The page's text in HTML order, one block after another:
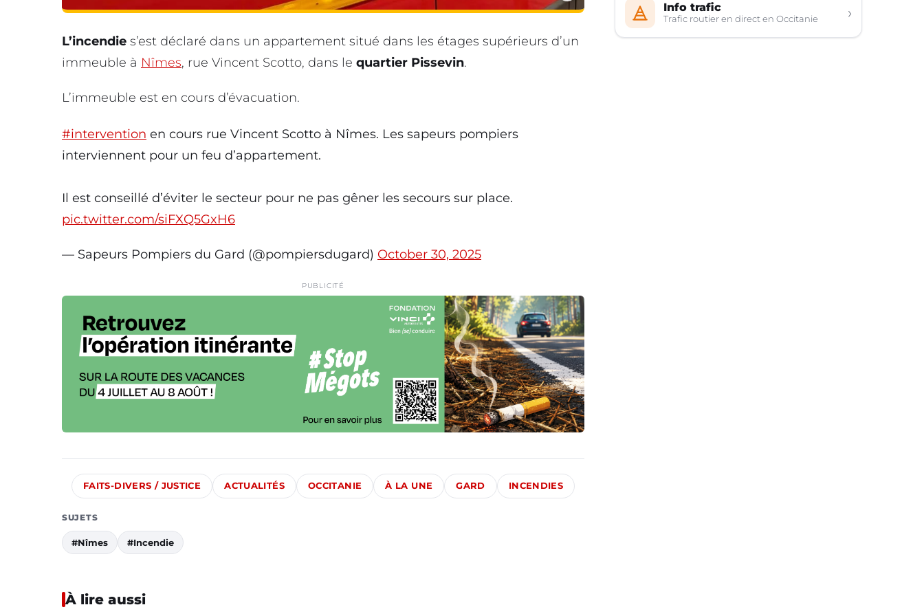
L’incendie s’est déclaré dans un appartement situé dans les étages supérieurs d’un
immeuble à Nîmes, rue Vincent Scotto, dans le quartier Pissevin.
L’immeuble est en cours d’évacuation.
#intervention en cours rue Vincent Scotto à Nîmes. Les sapeurs pompiers
interviennent pour un feu d’appartement.
Il est conseillé d’éviter le secteur pour ne pas gêner les secours sur place.
pic.twitter.com/siFXQ5GxH6
— Sapeurs Pompiers du Gard (@pompiersdugard) October 30, 2025
PUBLICITÉ
FAITS-DIVERS / JUSTICE ACTUALITÉS OCCITANIE À LA UNE GARD INCENDIES
SUJETS
#Nîmes #Incendie
Info trafic
Trafic routier en direct en Occitanie ›
À lire aussi